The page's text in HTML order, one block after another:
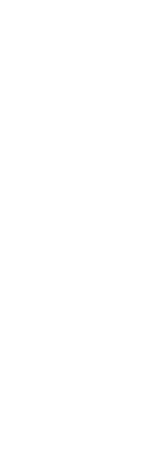
zur Auswahl von Werbeanzeigen
Werbung
Auswahl personalisierter Werbung
Inhalten
Statistiken oder Kombinationen von
der Angebote